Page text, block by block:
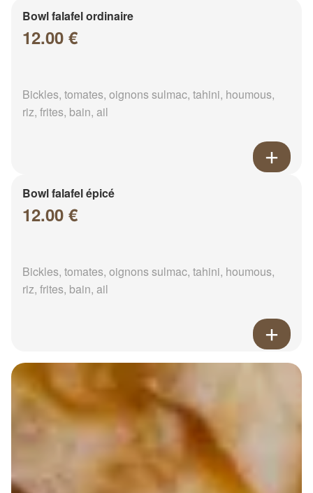
Bowl falafel ordinaire
12.00 €
Bickles, tomates, oignons sulmac, tahini, houmous,
riz, frites, bain, ail
Bowl falafel épicé
12.00 €
Bickles, tomates, oignons sulmac, tahini, houmous,
riz, frites, bain, ail